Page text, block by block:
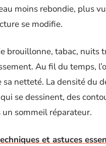
moins rebondie, plus
se modifie.
brouillonne, tabac, nuits
Au fil du temps,
sa netteté. La densité du
qui se dessinent, des
sommeil réparateur.
et astuces